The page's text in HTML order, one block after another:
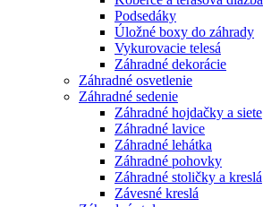
Podsedáky
Úložné boxy do záhrady
Vykurovacie telesá
Záhradné dekorácie
Záhradné osvetlenie
Záhradné sedenie
Záhradné hojdačky a siete
Záhradné lavice
Záhradné lehátka
Záhradné pohovky
Záhradné stoličky a kreslá
Závesné kreslá